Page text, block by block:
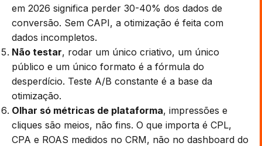
em 2026 significa perder 30-40% dos dados de
conversão. Sem CAPI, a otimização é feita com
dados incompletos.
Não testar, rodar um único criativo, um único
público e um único formato é a fórmula do
desperdício. Teste A/B constante é a base da
otimização.
Olhar só métricas de plataforma, impressões e
cliques são meios, não fins. O que importa é CPL,
CPA e ROAS medidos no CRM, não no dashboard do